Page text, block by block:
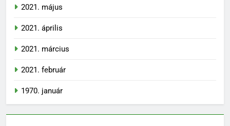
2021. május
2021. április
2021. március
2021. február
1970. január